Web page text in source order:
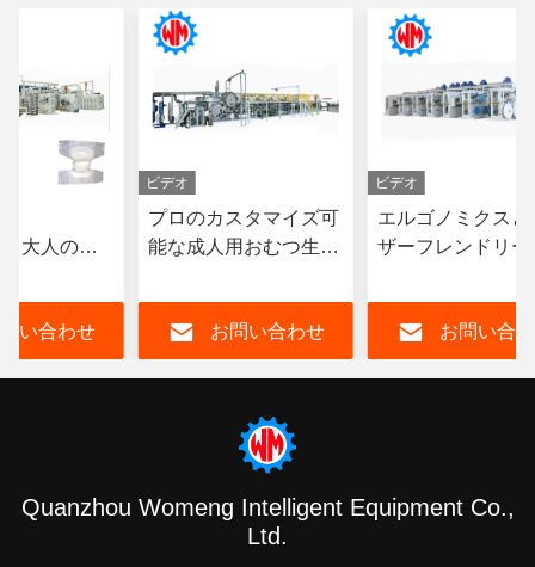
大人のお
ッチ
い合わせ
ビデオ
プロのカスタマイズ可
能な成人用おむつ生産
デザイン
お問い合わせ
ビデオ
エルゴノミクスと
ザーフレンドリー
成人用尿布の生産
お問い合
Quanzhou Womeng Intelligent Equipment Co.,
Ltd.